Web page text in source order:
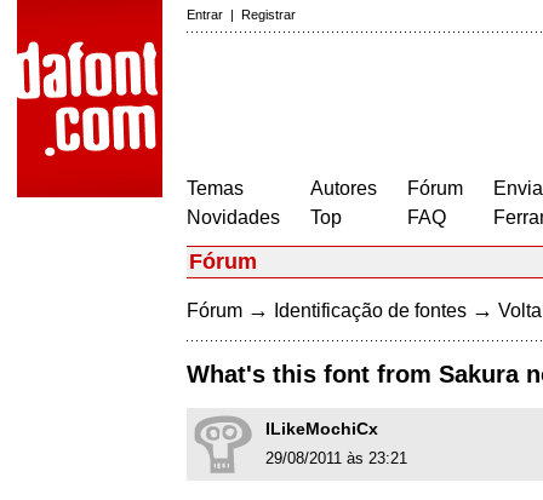
Entrar | Registrar
Temas
Novidades
Autores
Top
Fórum
FAQ
Fórum
Fórum → Identificação de fontes →
What's this font from Sakura
ILikeMochiCx
29/08/2011 às 23:21